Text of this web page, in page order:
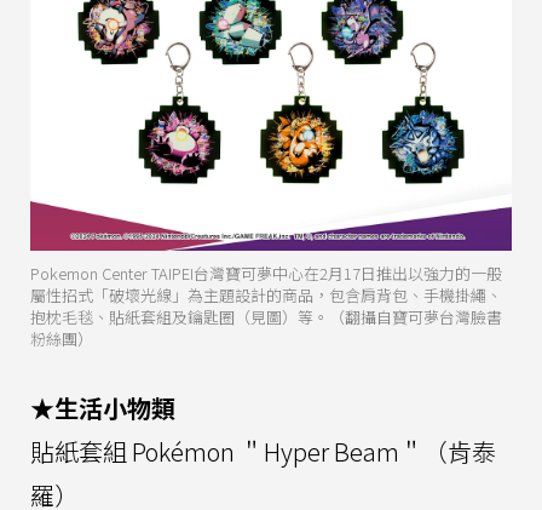
Pokemon Center TAIPEI台灣寶可夢中心在2月17日推出以強力的一般
屬性招式「破壞光線」為主題設計的商品，包含肩背包、手機掛繩、
抱枕毛毯、貼紙套組及鑰匙圈（見圖）等。（翻攝自寶可夢台灣臉書
粉絲團）
★生活小物類
貼紙套組 Pokémon ＂Hyper Beam＂（肯泰
羅）